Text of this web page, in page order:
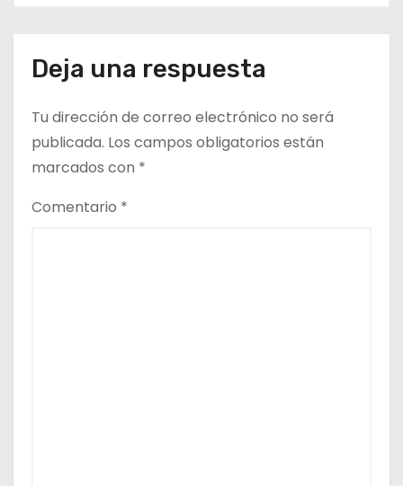
t
a
d
a
Deja una respuesta
Tu dirección de correo electrónico no será
publicada. Los campos obligatorios están
marcados con *
Comentario *